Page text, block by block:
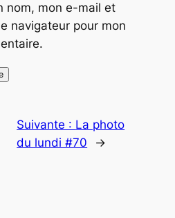
nom, mon e-mail et
navigateur pour mon
Suivante : La photo
du lundi #70
→